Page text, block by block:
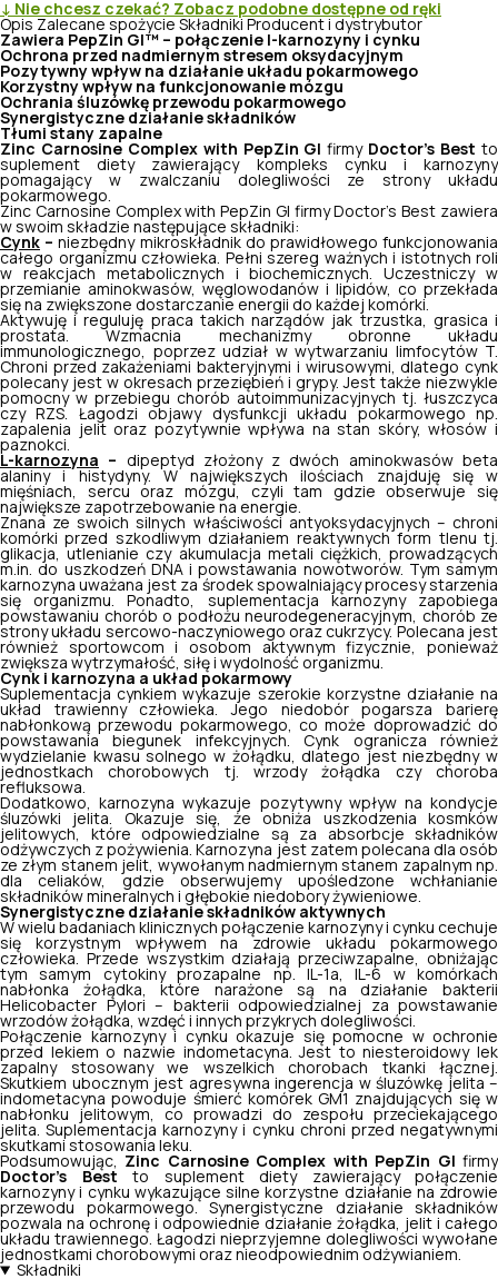
↓ Nie chcesz czekać? Zobacz podobne dostępne od ręki
Opis Zalecane spożycie Składniki Producent i dystrybutor
Zawiera PepZin GI™ – połączenie l-karnozyny i cynku
Ochrona przed nadmiernym stresem oksydacyjnym
Pozytywny wpływ na działanie układu pokarmowego
Korzystny wpływ na funkcjonowanie mózgu
Ochrania śluzówkę przewodu pokarmowego
Synergistyczne działanie składników
Tłumi stany zapalne
Zinc Carnosine Complex with PepZin GI
firmy Doctor’s Best to
suplement diety zawierający kompleks cynku i karnozyny
pomagający w zwalczaniu dolegliwości ze strony układu
pokarmowego.
Zinc Carnosine Complex with PepZin GI firmy Doctor’s Best zawiera
w swoim składzie następujące składniki:
Cynk –niezbędny mikroskładnik do prawidłowego funkcjonowania
całego organizmu człowieka. Pełni szereg ważnych i istotnych roli
w reakcjach metabolicznych i biochemicznych. Uczestniczy w
przemianie aminokwasów, węglowodanów i lipidów, co przekłada
się na zwiększone dostarczanie energii do każdej komórki.
Aktywuję i reguluję praca takich narządów jak trzustka, grasica i
prostata. Wzmacnia mechanizmy obronne układu
immunologicznego, poprzez udział w wytwarzaniu limfocytów T.
Chroni przed zakażeniami bakteryjnymi i wirusowymi, dlatego cynk
polecany jest w okresach przeziębień i grypy. Jest także niezwykle
pomocny w przebiegu chorób autoimmunizacyjnych tj. łuszczyca
czy RZS. Łagodzi objawy dysfunkcji układu pokarmowego np.
zapalenia jelit oraz pozytywnie wpływa na stan skóry, włosów i
paznokci.
L-karnozyna – dipeptyd złożony z dwóch aminokwasów beta
alaniny i histydyny. W największych ilościach znajduję się w
mięśniach, sercu oraz mózgu, czyli tam gdzie obserwuje się
największe zapotrzebowanie na energie.
Znana ze swoich silnych właściwości antyoksydacyjnych – chroni
komórki przed szkodliwym działaniem reaktywnych form tlenu tj.
glikacja, utlenianie czy akumulacja metali ciężkich, prowadzących
m.in. do uszkodzeń DNA i powstawania nowotworów. Tym samym
karnozyna uważana jest za środek spowalniający procesy starzenia
się organizmu. Ponadto, suplementacja karnozyny zapobiega
powstawaniu chorób o podłożu neurodegeneracyjnym, chorób ze
strony układu sercowo-naczyniowego oraz cukrzycy. Polecana jest
również sportowcom i osobom aktywnym fizycznie, ponieważ
zwiększa wytrzymałość, siłę i wydolność organizmu.
Cynk i karnozyna a układ pokarmowy
Suplementacja cynkiem wykazuje szerokie korzystne działanie na
układ trawienny człowieka. Jego niedobór pogarsza barierę
nabłonkową przewodu pokarmowego, co może doprowadzić do
powstawania biegunek infekcyjnych. Cynk ogranicza również
wydzielanie kwasu solnego w żołądku, dlatego jest niezbędny w
jednostkach chorobowych tj. wrzody żołądka czy choroba
refluksowa.
Dodatkowo, karnozyna wykazuje pozytywny wpływ na kondycje
śluzówki jelita. Okazuje się, że obniża uszkodzenia kosmków
jelitowych, które odpowiedzialne są za absorbcje składników
odżywczych z pożywienia. Karnozyna jest zatem polecana dla osób
ze złym stanem jelit, wywołanym nadmiernym stanem zapalnym np.
dla celiaków, gdzie obserwujemy upośledzone wchłanianie
składników mineralnych i głębokie niedobory żywieniowe.
Synergistyczne działanie składników aktywnych
W wielu badaniach klinicznych połączenie karnozyny i cynku cechuje
się korzystnym wpływem na zdrowie układu pokarmowego
człowieka. Przede wszystkim działają przeciwzapalne, obniżając
tym samym cytokiny prozapalne np. IL-1a, IL-6 w komórkach
nabłonka żołądka, które narażone są na działanie bakterii
Helicobacter Pylori – bakterii odpowiedzialnej za powstawanie
wrzodów żołądka, wzdęć i innych przykrych dolegliwości.
Połączenie karnozyny i cynku okazuje się pomocne w ochronie
przed lekiem o nazwie indometacyna. Jest to niesteroidowy lek
zapalny stosowany we wszelkich chorobach tkanki łącznej.
Skutkiem ubocznym jest agresywna ingerencja w śluzówkę jelita –
indometacyna powoduje śmierć komórek GM1 znajdujących się w
nabłonku jelitowym, co prowadzi do zespołu przeciekającego
jelita. Suplementacja karnozyny i cynku chroni przed negatywnymi
skutkami stosowania leku.
Podsumowując, Zinc Carnosine Complex with PepZin GI
firmy
Doctor’s Best to suplement diety zawierający połączenie
karnozyny i cynku wykazujące silne korzystne działanie na zdrowie
przewodu pokarmowego. Synergistyczne działanie składników
pozwala na ochronę i odpowiednie działanie żołądka, jelit i całego
układu trawiennego. Łagodzi nieprzyjemne dolegliwości wywołane
jednostkami chorobowymi oraz nieodpowiednim odżywianiem.
Składniki